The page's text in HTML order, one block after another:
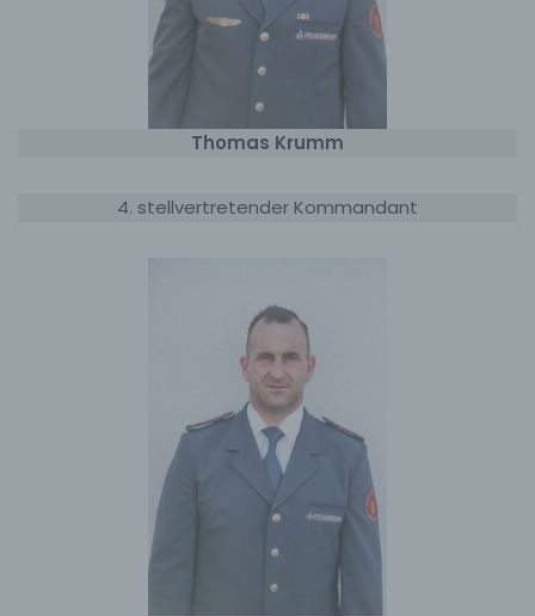
Thomas Krumm
4. stellvertretender Kommandant